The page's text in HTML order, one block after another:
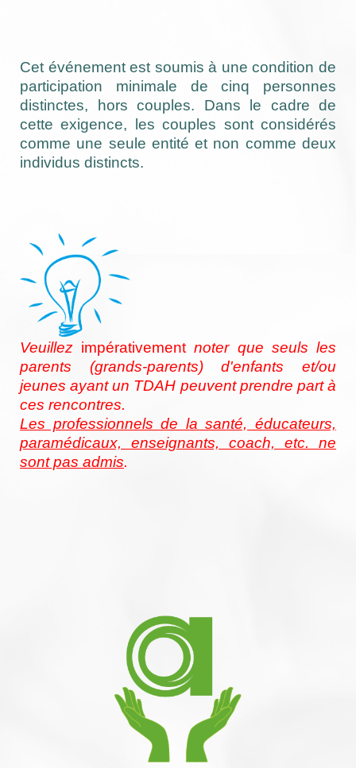
Cet événement est soumis à une condition de
participation minimale de cinq personnes
distinctes, hors couples. Dans le cadre de
cette exigence, les couples sont considérés
comme une seule entité et non comme deux
individus distincts.
Veuillez impérativementnoter que seuls les
parents (grands-parents) d'enfants et/ou
jeunes ayant un TDAH peuvent prendre part à
ces rencontres.
Les professionnels de la santé, éducateurs,
paramédicaux, enseignants, coach, etc. ne
sont pas admis.